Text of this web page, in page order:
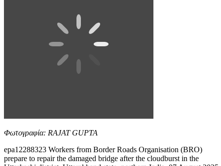
Φωτογραφία: RAJAT GUPTA
epa12288323 Workers from Border Roads Organisation (BRO)
prepare to repair the damaged bridge after the cloudburst in the